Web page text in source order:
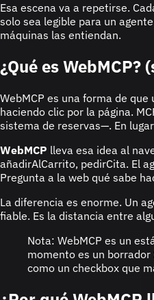
Esa escena va a repetirse.
solo sea legible para un
máquinas las entiendan.
¿Qué es WebMCP?
WebMCP es una forma de
haciendo clic por la página.
sistema de reservas—. En
WebMCP lleva esa idea al
añadirAlCarrito, pedirCita. El
Pregunta a la web qué sabe
La diferencia es enorme. Un
fiable. Es la distancia entre
Nota: WebMCP es un
momento es un borrador
como un checkbox que